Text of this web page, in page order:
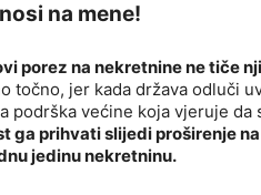
na mene!
porez na nekretnine ne tiče
točno, jer kada država odluči
podrška većine koja vjeruje da
ga prihvati slijedi proširenje
jedinu nekretninu.